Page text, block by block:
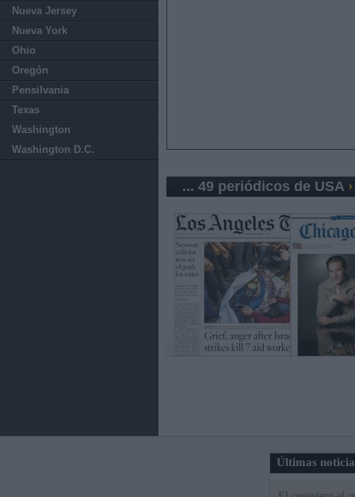
Nueva Jersey
Nueva York
Ohio
Oregón
Pensilvania
Texas
Washington
Washington D.C.
... 49 periódicos de USA
Últimas